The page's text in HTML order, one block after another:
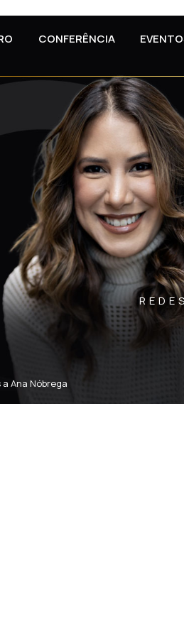
CONFERÊNCIA
Ana Nóbrega